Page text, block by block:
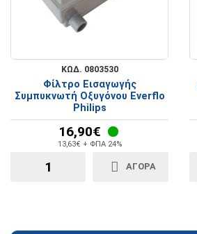
ΚΩΔ. 0803530
Φίλτρο Εισαγωγής
Συμπυκνωτή Οξυγόνου Everflo
Philips
16,90€
13,63€ + ΦΠΑ 24%
ΑΓΟΡΑ